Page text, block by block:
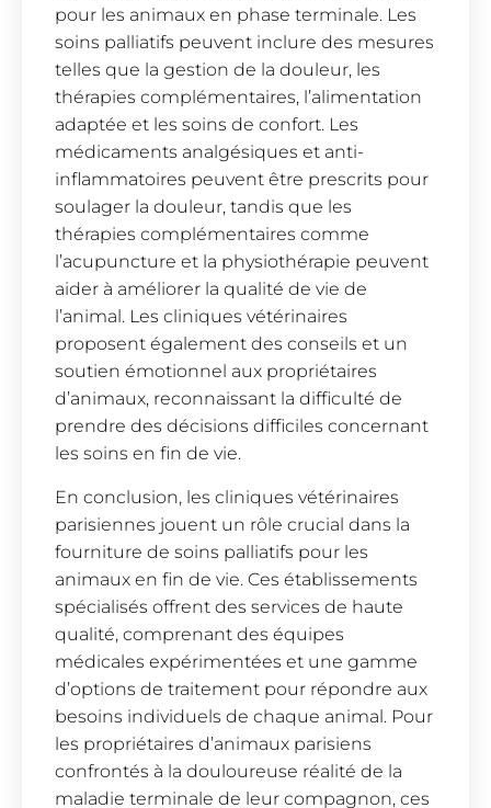
pour les animaux en phase terminale. Les
soins palliatifs peuvent inclure des mesures
telles que la gestion de la douleur, les
thérapies complémentaires, l’alimentation
adaptée et les soins de confort. Les
médicaments analgésiques et anti-
inflammatoires peuvent être prescrits pour
soulager la douleur, tandis que les
thérapies complémentaires comme
l’acupuncture et la physiothérapie peuvent
aider à améliorer la qualité de vie de
l’animal. Les cliniques vétérinaires
proposent également des conseils et un
soutien émotionnel aux propriétaires
d’animaux, reconnaissant la difficulté de
prendre des décisions difficiles concernant
les soins en fin de vie.
En conclusion, les cliniques vétérinaires
parisiennes jouent un rôle crucial dans la
fourniture de soins palliatifs pour les
animaux en fin de vie. Ces établissements
spécialisés offrent des services de haute
qualité, comprenant des équipes
médicales expérimentées et une gamme
d’options de traitement pour répondre aux
besoins individuels de chaque animal. Pour
les propriétaires d’animaux parisiens
confrontés à la douloureuse réalité de la
maladie terminale de leur compagnon, ces